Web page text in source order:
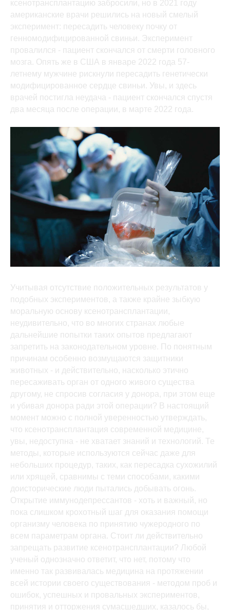
ксенотрансплантацию забросили, но в 2021 году
американские врачи решились на новый смелый
эксперимент: пересадить человеку почку от
генномодифицированной свиньи. Эксперимент
провалился - пациент скончался от смерти головного
мозга. Опять же в США в январе 2022 года 57-
летнему мужчине рискнули пересадить генетически
модифицированное сердце свиньи. Увы, и здесь
врачей постигла неудача - пациент скончался спустя
два месяца после операции, в марте 2022 года.
Учитывая отсутствие положительных результатов у
подобных экспериментов, а также крайне зыбкую
моральную основу ксенотрансплантации,
неудивительно, что во многих странах любые
дальнейшие попытки таких опытов предлагают
запретить на законодательном уровне. По понятным
причинам особенно возмущаются защитники
животных - и действительно, насколько этично
пересаживать орган от одного живого существа
другому, не спросив согласия у донора, при этом еще
и убивая донора ради этой операции? В настоящий
момент можно с полной уверенностью утверждать,
что ксенотрансплантация современной медицине,
увы, недоступна - не хватает знаний и технологий. Те
методы, которые используются сейчас даже для
небольших процедур, таких, как пересадка сухожилий
или хрящей, сравнимы с теми способами, какими
доисторические люди пытались добывать огонь.
Открытие иммунодепрессантов - хоть и важный, но
пока слишком крохотный шаг для оказания помощи
организму человека по принятию чужеродного по
всем параметрам органа. Стоит ли действительно
запрещать развитие ксенотрансплантации? Любой
ученый однозначно ответит, что нет, потому что
именно так развивалась медицина на протяжении
всей истории своего существования - методом проб и
ошибок, успешных и провальных экспериментов,
принятия и отторжения сумасшедших, казалось бы,